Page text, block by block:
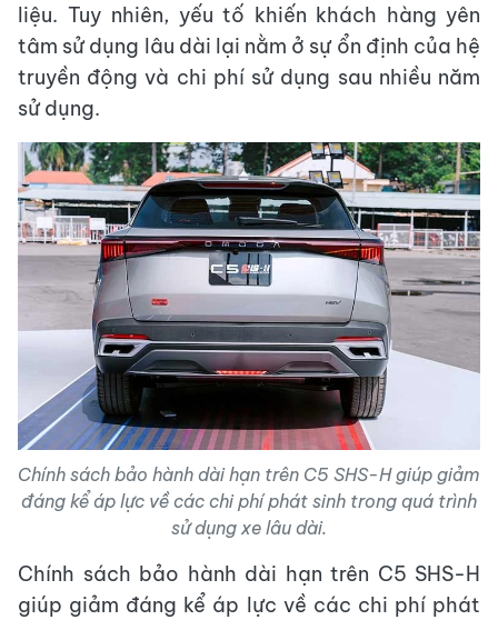
liệu. Tuy nhiên, yếu tố khiến khách hàng yên
tâm sử dụng lâu dài lại nằm ở sự ổn định của hệ
truyền động và chi phí sử dụng sau nhiều năm
sử dụng.
Chính sách bảo hành dài hạn trên C5 SHS-H giúp giảm
đáng kể áp lực về các chi phí phát sinh trong quá trình
sử dụng xe lâu dài.
Chính sách bảo hành dài hạn trên C5 SHS-H
giúp giảm đáng kể áp lực về các chi phí phát